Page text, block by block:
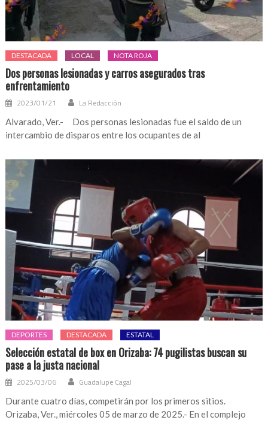
DESTACADA LOCAL NOTA ROJA
Dos personas lesionadas y carros asegurados tras
enfrentamiento
2023/01/21 La Redacción
Alvarado, Ver.- Dos personas lesionadas fue el saldo de un
intercambio de disparos entre los ocupantes de al
DEPORTES DESTACADA ESTATAL
Selección estatal de box en Orizaba: 74 pugilistas buscan su
pase a la justa nacional
2025/03/06 Guadalupe Cagal
Durante cuatro días, competirán por los primeros sitios.
Orizaba, Ver., miércoles 05 de marzo de 2025.- En el complejo